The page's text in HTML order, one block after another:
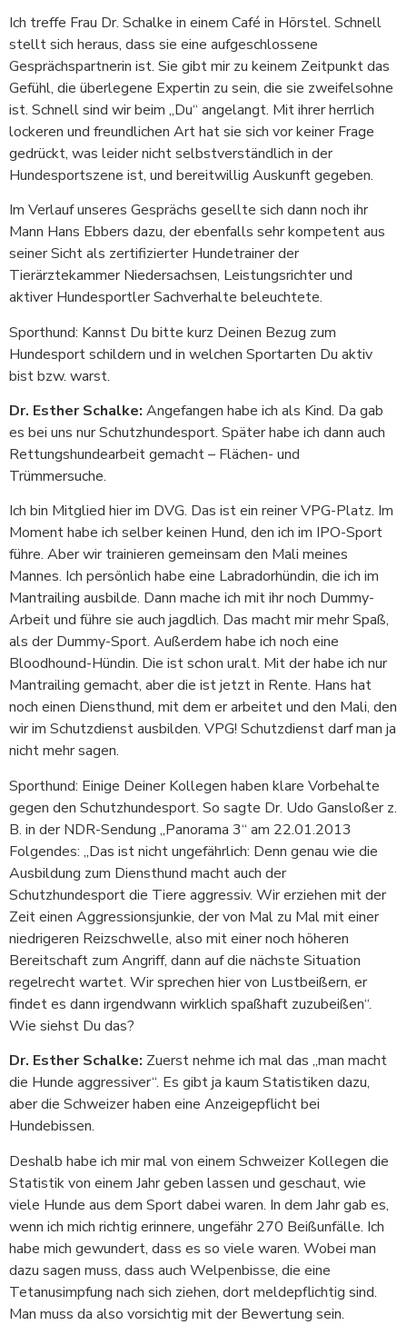
Ich treffe Frau Dr. Schalke in einem Café in Hörstel. Schnell
stellt sich heraus, dass sie eine aufgeschlossene
Gesprächspartnerin ist. Sie gibt mir zu keinem Zeitpunkt das
Gefühl, die überlegene Expertin zu sein, die sie zweifelsohne
ist. Schnell sind wir beim „Du“ angelangt. Mit ihrer herrlich
lockeren und freundlichen Art hat sie sich vor keiner Frage
gedrückt, was leider nicht selbstverständlich in der
Hundesportszene ist, und bereitwillig Auskunft gegeben.
Im Verlauf unseres Gesprächs gesellte sich dann noch ihr
Mann Hans Ebbers dazu, der ebenfalls sehr kompetent aus
seiner Sicht als zertifizierter Hundetrainer der
Tierärztekammer Niedersachsen, Leistungsrichter und
aktiver Hundesportler Sachverhalte beleuchtete.
Sporthund: Kannst Du bitte kurz Deinen Bezug zum
Hundesport schildern und in welchen Sportarten Du aktiv
bist bzw. warst.
Dr. Esther Schalke: Angefangen habe ich als Kind. Da gab
es bei uns nur Schutzhundesport. Später habe ich dann auch
Rettungshundearbeit gemacht – Flächen- und
Trümmersuche.
Ich bin Mitglied hier im DVG. Das ist ein reiner VPG-Platz. Im
Moment habe ich selber keinen Hund, den ich im IPO-Sport
führe. Aber wir trainieren gemeinsam den Mali meines
Mannes. Ich persönlich habe eine Labradorhündin, die ich im
Mantrailing ausbilde. Dann mache ich mit ihr noch Dummy-
Arbeit und führe sie auch jagdlich. Das macht mir mehr Spaß,
als der Dummy-Sport. Außerdem habe ich noch eine
Bloodhound-Hündin. Die ist schon uralt. Mit der habe ich nur
Mantrailing gemacht, aber die ist jetzt in Rente. Hans hat
noch einen Diensthund, mit dem er arbeitet und den Mali, den
wir im Schutzdienst ausbilden. VPG! Schutzdienst darf man ja
nicht mehr sagen.
Sporthund: Einige Deiner Kollegen haben klare Vorbehalte
gegen den Schutzhundesport. So sagte Dr. Udo Gansloßer z.
B. in der NDR-Sendung „Panorama 3“ am 22.01.2013
Folgendes: „Das ist nicht ungefährlich: Denn genau wie die
Ausbildung zum Diensthund macht auch der
Schutzhundesport die Tiere aggressiv. Wir erziehen mit der
Zeit einen Aggressionsjunkie, der von Mal zu Mal mit einer
niedrigeren Reizschwelle, also mit einer noch höheren
Bereitschaft zum Angriff, dann auf die nächste Situation
regelrecht wartet. Wir sprechen hier von Lustbeißern, er
findet es dann irgendwann wirklich spaßhaft zuzubeißen“.
Wie siehst Du das?
Dr. Esther Schalke: Zuerst nehme ich mal das „man macht
die Hunde aggressiver“. Es gibt ja kaum Statistiken dazu,
aber die Schweizer haben eine Anzeigepflicht bei
Hundebissen.
Deshalb habe ich mir mal von einem Schweizer Kollegen die
Statistik von einem Jahr geben lassen und geschaut, wie
viele Hunde aus dem Sport dabei waren. In dem Jahr gab es,
wenn ich mich richtig erinnere, ungefähr 270 Beißunfälle. Ich
habe mich gewundert, dass es so viele waren. Wobei man
dazu sagen muss, dass auch Welpenbisse, die eine
Tetanusimpfung nach sich ziehen, dort meldepflichtig sind.
Man muss da also vorsichtig mit der Bewertung sein.